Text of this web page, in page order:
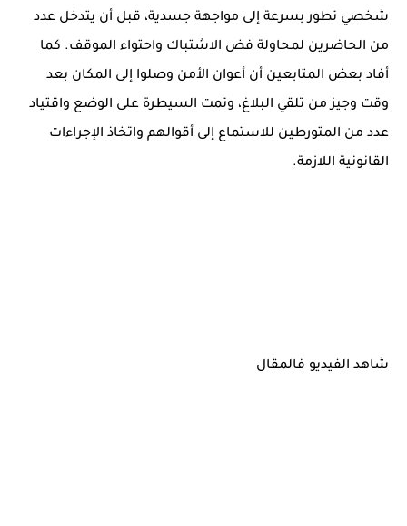
شخصي تطور بسرعة إلى مواجهة جسدية، قبل أن يتدخل عدد
من الحاضرين لمحاولة فض الاشتباك واحتواء الموقف. كما
أفاد بعض المتابعين أن أعوان الأمن وصلوا إلى المكان بعد
وقت وجيز من تلقي البلاغ، وتمت السيطرة على الوضع واقتياد
عدد من المتورطين للاستماع إلى أقوالهم واتخاذ الإجراءات
القانونية اللازمة.
شاهد الفيديو فالمقال